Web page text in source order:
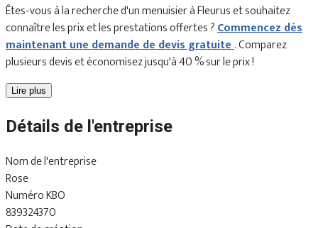
Êtes-vous à la recherche d'un menuisier à Fleurus et souhaitez
connaître les prix et les prestations offertes ?Commencez dès
maintenant une demande de devis gratuite. Comparez
plusieurs devis et économisez jusqu'à 40 % sur le prix !
Lire plus
Détails de l'entreprise
Nom de l'entreprise
Rose
Numéro KBO
839324370